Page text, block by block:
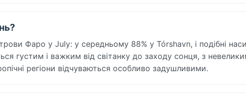
Фаро у July: у середньому 88% у Tórshavn, і подібні
густим і важким від світанку до заходу сонця, з
регіони відчуваються особливо задушливими.